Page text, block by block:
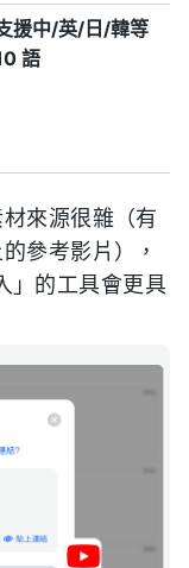
援中/英/日/韓等
語
來源很雜（有
參考影片），
」的工具會更具